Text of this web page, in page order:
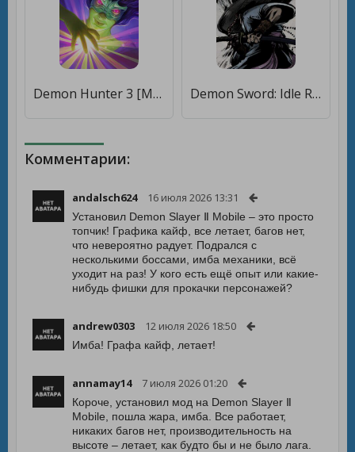
Demon Hunter 3 [Мод меню] Demon Sword: Idle RPG [Мод меню]
Комментарии:
andalsch624 16 июля 2026 13:31
Установил Demon Slayer Ⅱ Mobile – это просто
топчик! Графика кайф, все летает, багов нет,
что невероятно радует. Подрался с
несколькими боссами, имба механики, всё
уходит на раз! У кого есть ещё опыт или какие-
нибудь фишки для прокачки персонажей?
andrew0303 12 июля 2026 18:50
Имба! Графа кайф, летает!
annamay14 7 июля 2026 01:20
Короче, установил мод на Demon Slayer Ⅱ
Mobile, пошла жара, имба. Все работает,
никаких багов нет, производительность на
высоте – летает, как будто бы и не было лага.